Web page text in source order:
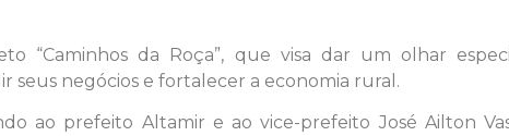
“Caminhos da Roça”, que visa dar um olhar
seus negócios e fortalecer a economia rural.
ao prefeito Altamir e ao vice-prefeito José Ailton